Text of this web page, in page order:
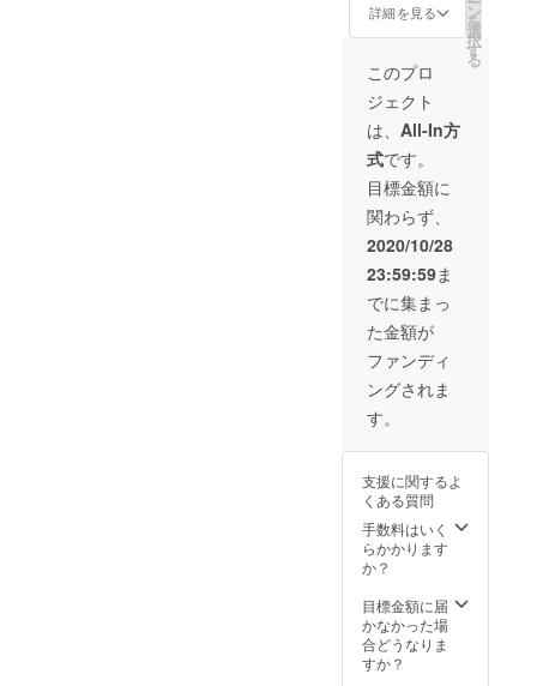
ングア
ドバイ
養・薬
効の監
修付き
作成の
ジュー
ルは、
ご要望
と新田
の状況
に応じ
てご相
談させ
ていた
だきま
す。 ※
制作は
2020年
1月ごろ
を予定
してい
ます。
中力を
パワー
ジをし
たい時
におす
すめで
す◎ ▶
エキゾ
チック
ジン
エール
シロッ
プ アー
ユル
ヴェー
ダで注
目され
リーバ
ジル
に、ピ
リリと
効く高
知県の
たっぷ
りと
使っ
くる
プと、
異国情
緒を想
起させ
る新し
い味わ
いのジ
ン
ジャー
シロッ
プの飲
み比べ
セット
です。
お届け
は11月
末~12月
末を予
す。
ジャー
シロッ
プ飲み
比べ
セット
(徳用サ
イズ)】
各シ
ロップ1
本で約
20杯分
のドリ
ンクが
つくれ
る徳用
サイズ
元気が
湧き上
がって
くる
コーラ
異国情
起させ
る新し
い味わ
いのジ
ン
シロッ
プの飲
み比べ
セット
詳細を見る ン
を
選
択
す
る
このプロ
ジェクト
は、 All-In方
式です。
目標金額に
関わらず、
2020/10/28
23:59:59ま
でに集まっ
た金額が
ファンディ
ングされま
す。
支援に関するよ
くある質問
手数料はいく
らかかります
か？
目標金額に届
かなかった場
合どうなりま
すか？